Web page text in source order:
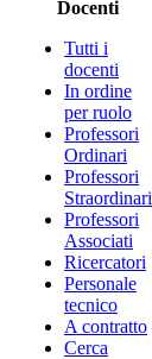
Docenti
Tutti i
docenti
In ordine
per ruolo
Professori
Ordinari
Professori
Straordinari
Professori
Associati
Ricercatori
Personale
tecnico
A contratto
Cerca